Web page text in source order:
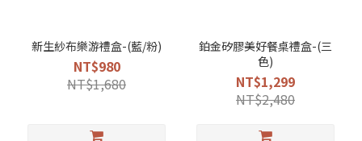
新生紗布樂游禮盒-(藍/粉)
NT$980
NT$1,680
鉑金矽膠美好餐桌禮盒-(三
色)
NT$1,299
NT$2,480